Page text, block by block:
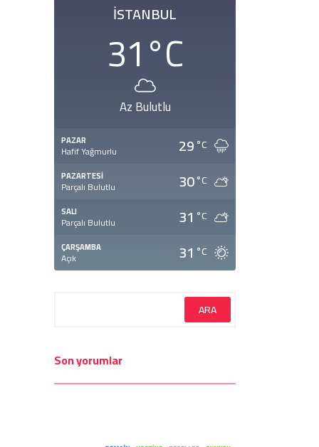
İSTANBUL
31°C
Az Bulutlu
PAZAR
Hafif Yağmurlu 29°C
PAZARTESI
Parçalı Bulutlu 30°C
SALI
Parçalı Bulutlu 31 °C
ÇARŞAMBA
Açık 31 °C
Son yorumlar